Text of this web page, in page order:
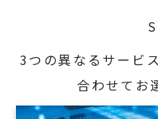
3つの異なるサービ
合わせてお